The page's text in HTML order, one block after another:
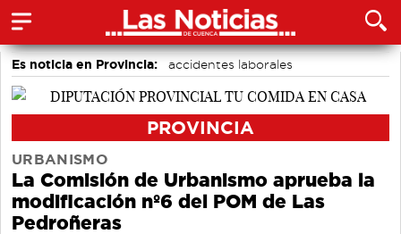
Es noticia en Provincia:
accidentes laborales
Medio Ambiente
PROVINCIA
URBANISMO
La Comisión de Urbanismo aprueba la
modificación nº6 del POM de Las
Pedroñeras